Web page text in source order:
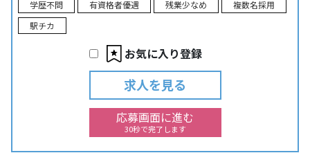
学歴不問
有資格者優遇 残業少なめ
複数名採用
駅チカ
お気に入り登録
求人を見る
応募画面に進む
30秒で完了します